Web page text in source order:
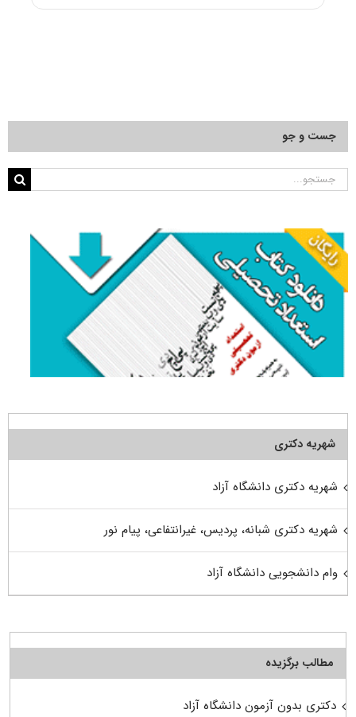
جست و جو
جستجو
شهریه دکتری
شهریه دکتری دانشگاه آزاد
شهریه دکتری شبانه، پردیس، غیرانتفاعی، پیام نور
وام دانشجویی دانشگاه آزاد
مطالب برگزیده
دکتری بدون آزمون دانشگاه آزاد